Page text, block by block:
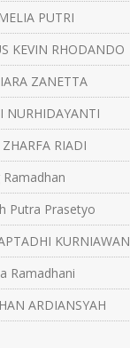
PUTRI
KEVIN RHODANDO
ZANETTA
NURHIDAYANTI
RIADI
Ramadhan
Putra Prasetyo
KURNIAWAN
Ramadhani
ARDIANSYAH